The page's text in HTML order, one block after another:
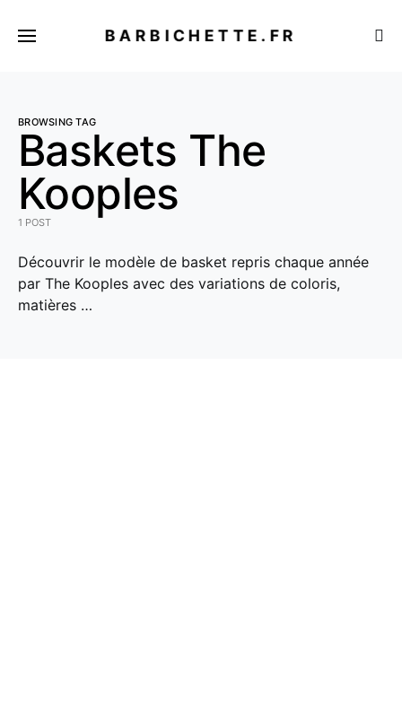
BARBICHETTE.FR
BROWSING TAG
Baskets The
Kooples
1 POST
Découvrir le modèle de basket repris chaque année
par The Kooples avec des variations de coloris,
matières …